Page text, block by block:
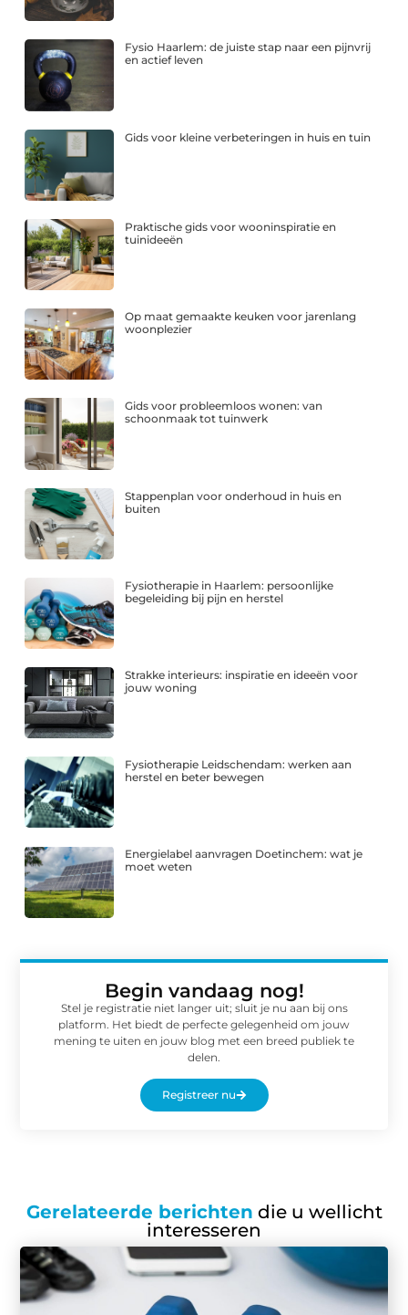
Fysio Haarlem: de juiste stap naar een pijnvrij
en actief leven
Gids voor kleine verbeteringen in huis en tuin
Praktische gids voor wooninspiratie en
tuinideeën
Op maat gemaakte keuken voor jarenlang
woonplezier
Gids voor probleemloos wonen: van
schoonmaak tot tuinwerk
Stappenplan voor onderhoud in huis en
buiten
Fysiotherapie in Haarlem: persoonlijke
begeleiding bij pijn en herstel
Strakke interieurs: inspiratie en ideeën voor
jouw woning
Fysiotherapie Leidschendam: werken aan
herstel en beter bewegen
Energielabel aanvragen Doetinchem: wat je
moet weten
Begin vandaag nog!
Stel je registratie niet langer uit; sluit je nu aan bij ons
platform. Het biedt de perfecte gelegenheid om jouw
mening te uiten en jouw blog met een breed publiek te
delen.
Registreer nu
Gerelateerde berichten die u wellicht
interesseren